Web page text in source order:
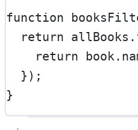
function
return allBooks.
return
  });
}